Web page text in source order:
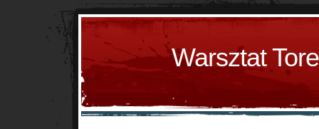
Warsztat